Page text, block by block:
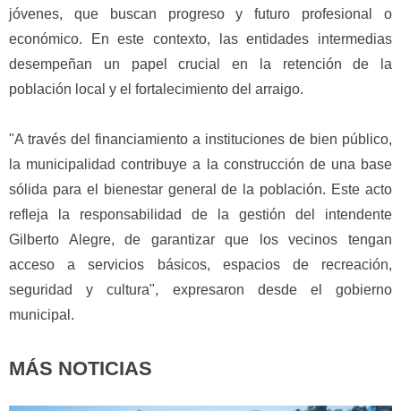
jóvenes, que buscan progreso y futuro profesional o
económico. En este contexto, las entidades intermedias
desempeñan un papel crucial en la retención de la
población local y el fortalecimiento del arraigo.
"A través del financiamiento a instituciones de bien público,
la municipalidad contribuye a la construcción de una base
sólida para el bienestar general de la población. Este acto
refleja la responsabilidad de la gestión del intendente
Gilberto Alegre, de garantizar que los vecinos tengan
acceso a servicios básicos, espacios de recreación,
seguridad y cultura", expresaron desde el gobierno
municipal.
MÁS NOTICIAS